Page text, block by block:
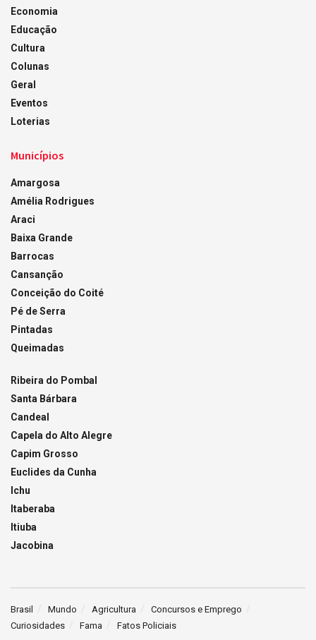
Economia
Educação
Cultura
Colunas
Geral
Eventos
Loterias
Municípios
Amargosa
Amélia Rodrigues
Araci
Baixa Grande
Barrocas
Cansanção
Conceição do Coité
Pé de Serra
Pintadas
Queimadas
Ribeira do Pombal
Santa Bárbara
Candeal
Capela do Alto Alegre
Capim Grosso
Euclides da Cunha
Ichu
Itaberaba
Itiuba
Jacobina
Brasil Mundo Agricultura
Concursos e Emprego
Curiosidades
Fama Fatos Policiais